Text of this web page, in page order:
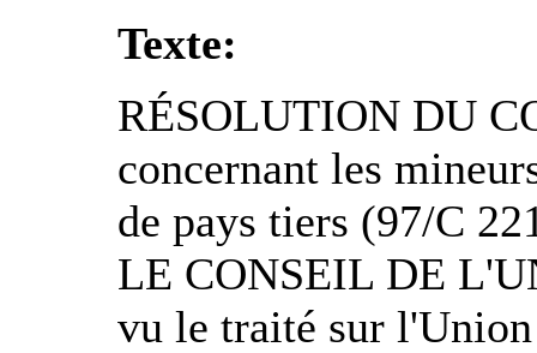
Texte:
RÉSOLUTION DU
concernant les
de pays tiers (97/C
LE CONSEIL DE
vu le traité sur l'Union